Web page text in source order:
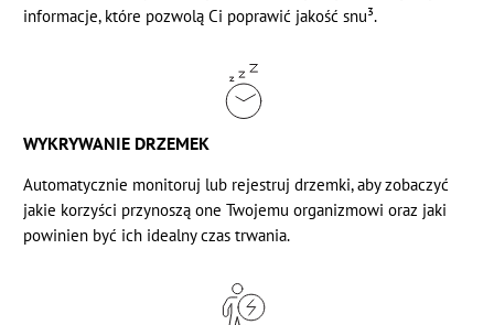
informacje, które pozwolą Ci poprawić jakość snu³.
WYKRYWANIE DRZEMEK
Automatycznie monitoruj lub rejestruj drzemki, aby zobaczyć
jakie korzyści przynoszą one Twojemu organizmowi oraz jaki
powinien być ich idealny czas trwania.